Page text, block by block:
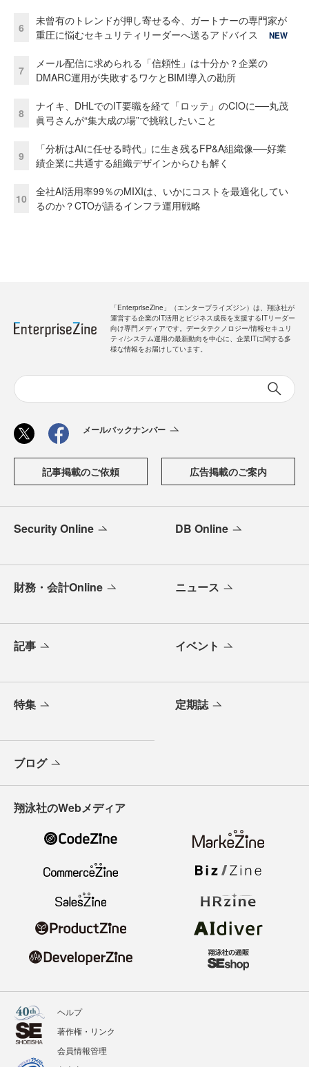
6
未曾有のトレンドが押し寄せる今、ガートナーの専門家が
重圧に悩むセキュリティリーダーへ送るアドバイス
NEW
7
メール配信に求められる「信頼性」は十分か？企業の
DMARC運用が失敗するワケとBIMI導入の勘所
8
ナイキ、DHLでのIT要職を経て「ロッテ」のCIOに──丸茂
眞弓さんが“集大成の場”で挑戦したいこと
9
「分析はAIに任せる時代」に生き残るFP&A組織像──好業
績企業に共通する組織デザインからひも解く
10
全社AI活用率99％のMIXIは、いかにコストを最適化してい
るのか？CTOが語るインフラ運用戦略
「EnterpriseZine」（エンタープライズジン）は、翔泳社が
運営する企業のIT活用とビジネス成長を支援するITリーダー
向け専門メディアです。データテクノロジー/情報セキュリ
ティ/システム運用の最新動向を中心に、企業ITに関する多
様な情報をお届けしています。
メールバックナンバー
記事掲載のご依頼 広告掲載のご案内
Security Online DB Online
財務・会計Online ニュース
記事 イベント
特集 定期誌
ブログ
翔泳社のWebメディア
ヘルプ
著作権・リンク
会員情報管理